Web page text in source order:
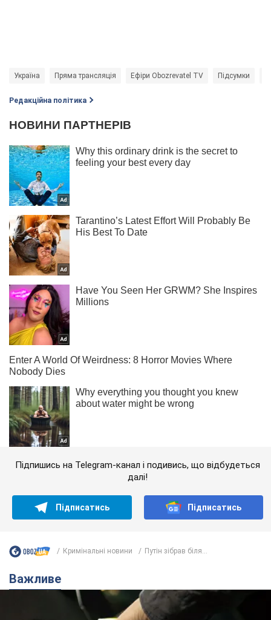
Україна Пряма трансляція Ефіри Obozrevatel TV Підсумки
Редакційна політика
Підпишись на Telegram-канал і подивись, що відбудеться
далі!
Підписатись Підписатись
Кримінальні новини Путін зібрав біля...
Важливе